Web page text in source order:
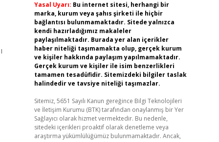
Yasal Uyarı: Bu internet sitesi, herhangi bir
marka, kurum veya şahıs şirketi ile hiçbir
bağlantısı bulunmamaktadır. Sitede yalnızca
kendi hazırladığımız makaleler
paylaşılmaktadır. Burada yer alan içerikler
haber niteliği taşımamakta olup, gerçek kurum
ve kişiler hakkında paylaşım yapılmamaktadır.
Gerçek kurum ve kişiler ile isim benzerlikleri
tamamen tesadüfidir. Sitemizdeki bilgiler taslak
halindedir ve tavsiye niteliği taşımazlar.
Sitemiz, 5651 Sayılı Kanun gereğince Bilgi Teknolojileri
ve İletişim Kurumu (BTK) tarafından onaylanmış bir Yer
Sağlayıcı olarak hizmet vermektedir. Bu nedenle,
sitedeki içerikleri proaktif olarak denetleme veya
araştırma yükümlülüğümüz bulunmamaktadır. Ancak,